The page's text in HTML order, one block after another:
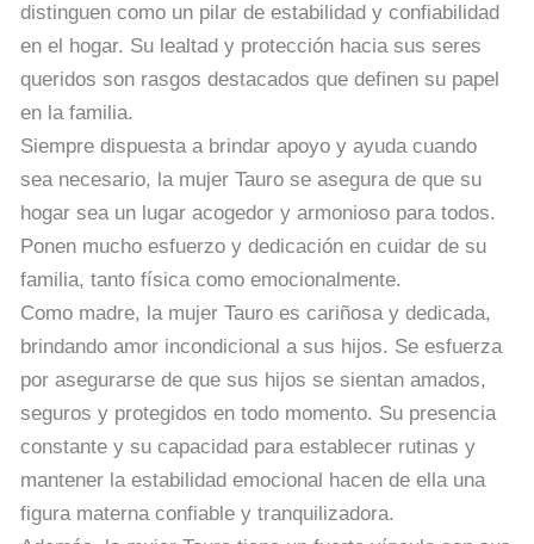
distinguen como un pilar de estabilidad y confiabilidad
en el hogar. Su lealtad y protección hacia sus seres
queridos son rasgos destacados que definen su papel
en la familia.
Siempre dispuesta a brindar apoyo y ayuda cuando
sea necesario, la mujer Tauro se asegura de que su
hogar sea un lugar acogedor y armonioso para todos.
Ponen mucho esfuerzo y dedicación en cuidar de su
familia, tanto física como emocionalmente.
Como madre, la mujer Tauro es cariñosa y dedicada,
brindando amor incondicional a sus hijos. Se esfuerza
por asegurarse de que sus hijos se sientan amados,
seguros y protegidos en todo momento. Su presencia
constante y su capacidad para establecer rutinas y
mantener la estabilidad emocional hacen de ella una
figura materna confiable y tranquilizadora.